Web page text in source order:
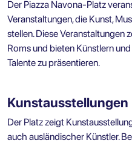
Der Piazza Navona-Platz
Veranstaltungen, die Kunst,
stellen. Diese Veranstaltungen
Roms und bieten Künstlern
Talente zu präsentieren.
Kunstausstellungen
Der Platz zeigt
auch ausländischer Künstler.